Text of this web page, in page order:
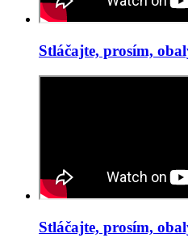
Stláčajte, prosím,
Stláčajte, prosím,